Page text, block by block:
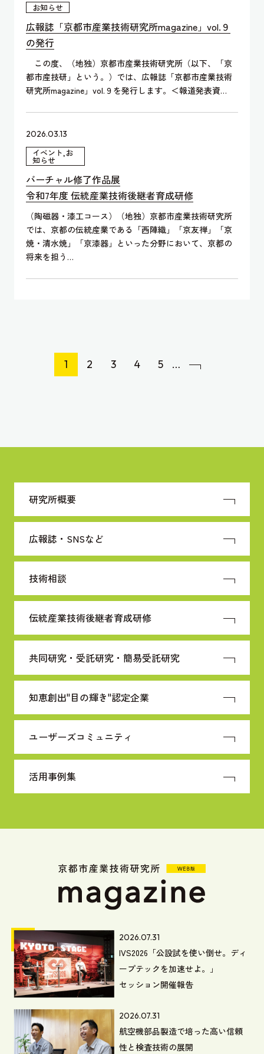
お知らせ
広報誌「京都市産業技術研究所magazine」vol.９
の発行
この度、（地独）京都市産業技術研究所（以下、「京
都市産技研」という。）では、広報誌「京都市産業技術
研究所magazine」vol.９を発行します。＜報道発表資…
2026.03.13
イベント,お
知らせ
バーチャル修了作品展
令和7年度 伝統産業技術後継者育成研修
（陶磁器・漆工コース）（地独）京都市産業技術研究所
では、京都の伝統産業である「西陣織」「京友禅」「京
焼・清水焼」「京漆器」といった分野において、京都の
将来を担う…
1 2 3 4 5 …
研究所概要
広報誌・SNSなど
技術相談
伝統産業技術後継者育成研修
共同研究・受託研究・ 簡易受託研究
知恵創出"目の輝き"認定企業
ユーザーズコミュニティ
活用事例集
2026.07.31
IVS2026「公設試を使い倒せ。ディ
ープテックを加速せよ。」
セッション開催報告
2026.07.31
航空機部品製造で培った高い信頼
性と検査技術の展開